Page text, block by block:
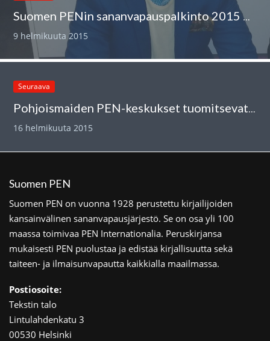
Suomen PENin sananvapauspalkinto 2015 Abdirahim Husu Husseinille
9 helmikuuta 2015
Seuraava
Pohjoismaiden PEN-keskukset tuomitsevat Kööpenhaminan hyökkäykset
16 helmikuuta 2015
Suomen PEN
Suomen PEN on vuonna 1928 perustettu kirjailijoiden
kansainvälinen sananvapausjärjestö. Se on osa yli 100
maassa toimivaa PEN Internationalia. Peruskirjansa
mukaisesti PEN puolustaa ja edistää kirjallisuutta sekä
taiteen- ja ilmaisunvapautta kaikkialla maailmassa.
Postiosoite:
Tekstin talo
Lintulahdenkatu 3
00530 Helsinki